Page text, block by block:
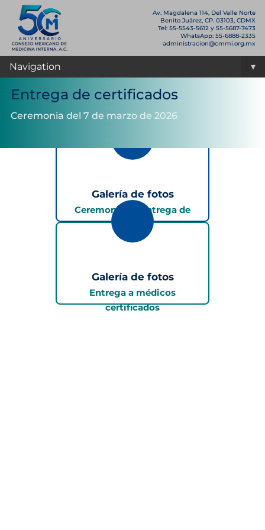
Av. Magdalena 114, Del Valle Norte
Benito Juárez, CP. 03103, CDMX
Tel: 55-5543-5612 y 55-5687-7473
WhatsApp: 55-6888-2335
administracion@cmmi.org.mx
Navigation ▾
Entrega de certificados
Ceremonia del 7 de marzo de 2026
Galería de fotos
Ceremonia de entrega de
certificados
Galería de fotos
Entrega a médicos
certificados